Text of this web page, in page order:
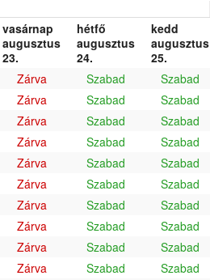
vasárnap
augusztus
23.
hétfő
augusztus
24.
kedd
augusztus
25.
Zárva Szabad
Szabad
Zárva Szabad
Szabad
Zárva Szabad
Szabad
Zárva Szabad
Szabad
Zárva Szabad
Szabad
Zárva Szabad
Szabad
Zárva Szabad
Szabad
Zárva Szabad
Szabad
Zárva Szabad
Szabad
Zárva Szabad
Szabad